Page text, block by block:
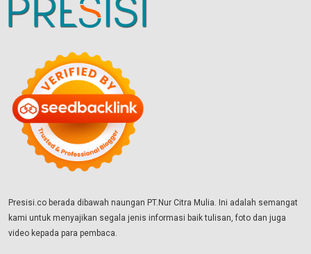
Presisi.co berada dibawah naungan PT.Nur Citra Mulia. Ini adalah semangat
kami untuk menyajikan segala jenis informasi baik tulisan, foto dan juga
video kepada para pembaca.